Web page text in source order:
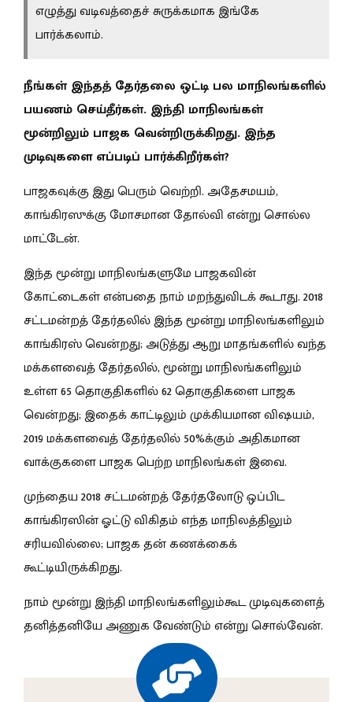
எழுத்து வடிவத்தைச் சுருக்கமாக இங்கே
பார்க்கலாம்.
நீங்கள் இந்தத் தேர்தலை ஒட்டி பல மாநிலங்களில்
பயணம் செய்தீர்கள். இந்தி மாநிலங்கள்
மூன்றிலும் பாஜக வென்றிருக்கிறது. இந்த
முடிவுகளை எப்படிப் பார்க்கிறீர்கள்?
பாஜகவுக்கு இது பெரும் வெற்றி. அதேசமயம்,
காங்கிரஸுக்கு மோசமான தோல்வி என்று சொல்ல
மாட்டேன்.
இந்த மூன்று மாநிலங்களுமே பாஜகவின்
கோட்டைகள் என்பதை நாம் மறந்துவிடக் கூடாது. 2018
சட்டமன்றத் தேர்தலில் இந்த மூன்று மாநிலங்களிலும்
காங்கிரஸ் வென்றது; அடுத்து ஆறு மாதங்களில் வந்த
மக்களவைத் தேர்தலில், மூன்று மாநிலங்களிலும்
உள்ள 65 தொகுதிகளில் 62 தொகுதிகளை பாஜக
வென்றது; இதைக் காட்டிலும் முக்கியமான விஷயம்,
2019 மக்களவைத் தேர்தலில் 50%க்கும் அதிகமான
வாக்குகளை பாஜக பெற்ற மாநிலங்கள் இவை.
முந்தைய 2018 சட்டமன்றத் தேர்தலோடு ஒப்பிட
காங்கிரஸின் ஓட்டு விகிதம் எந்த மாநிலத்திலும்
சரியவில்லை; பாஜக தன் கணக்கைக்
கூட்டியிருக்கிறது.
நாம் மூன்று இந்தி மாநிலங்களிலும்கூட முடிவுகளைத்
தனித்தனியே அணுக வேண்டும் என்று சொல்வேன்.